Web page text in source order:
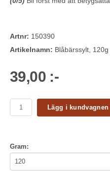
Artnr: 150390
Artikelnamn: Blåbärssylt, 120g
39,00 :-
Lägg i kundvagnen
Gram: